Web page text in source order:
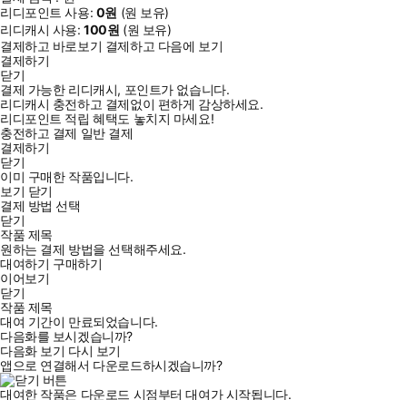
리디포인트 사용: 0원 (원 보유)
리디캐시 사용:100원 (원 보유)
결제하고 바로보기 결제하고 다음에 보기
결제하기
닫기
결제 가능한 리디캐시, 포인트가 없습니다.
리디캐시 충전하고 결제없이 편하게 감상하세요.
리디포인트 적립 혜택도 놓치지 마세요!
충전하고 결제 일반 결제
결제하기
닫기
이미 구매한 작품입니다.
보기 닫기
결제 방법 선택
닫기
작품 제목
원하는 결제 방법을 선택해주세요.
대여하기 구매하기
이어보기
닫기
작품 제목
대여 기간이 만료되었습니다.
다음화를 보시겠습니까?
다음화 보기 다시 보기
앱으로 연결해서 다운로드하시겠습니까?
대여한 작품은 다운로드 시점부터 대여가 시작됩니다.